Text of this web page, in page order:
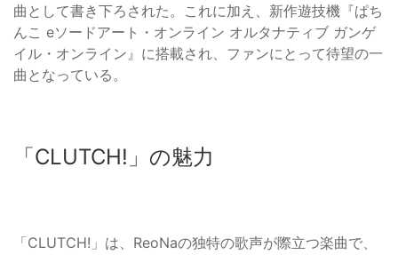
曲として書き下ろされた。これに加え、新作遊技機『ぱち
んこ eソードアート・オンライン オルタナティブ ガンゲ
イル・オンライン』に搭載され、ファンにとって待望の一
曲となっている。
「CLUTCH!」の魅力
「CLUTCH!」は、ReoNaの独特の歌声が際立つ楽曲で、